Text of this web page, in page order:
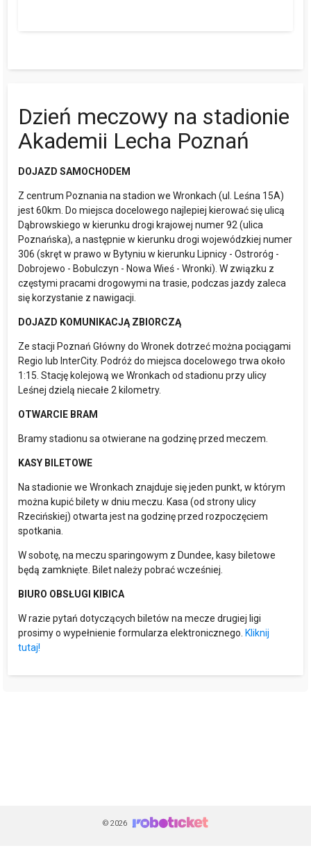
Dzień meczowy na stadionie
Akademii Lecha Poznań
DOJAZD SAMOCHODEM
Z centrum Poznania na stadion we Wronkach (ul. Leśna 15A)
jest 60km. Do miejsca docelowego najlepiej kierować się ulicą
Dąbrowskiego w kierunku drogi krajowej numer 92 (ulica
Poznańska), a następnie w kierunku drogi wojewódzkiej numer
306 (skręt w prawo w Bytyniu w kierunku Lipnicy - Ostroróg -
Dobrojewo - Bobulczyn - Nowa Wieś - Wronki). W związku z
częstymi pracami drogowymi na trasie, podczas jazdy zaleca
się korzystanie z nawigacji.
DOJAZD KOMUNIKACJĄ ZBIORCZĄ
Ze stacji Poznań Główny do Wronek dotrzeć można pociągami
Regio lub InterCity. Podróż do miejsca docelowego trwa około
1:15. Stację kolejową we Wronkach od stadionu przy ulicy
Leśnej dzielą niecałe 2 kilometry.
OTWARCIE BRAM
Bramy stadionu sa otwierane na godzinę przed meczem.
KASY BILETOWE
Na stadionie we Wronkach znajduje się jeden punkt, w którym
można kupić bilety w dniu meczu. Kasa (od strony ulicy
Rzecińskiej) otwarta jest na godzinę przed rozpoczęciem
spotkania.
W sobotę, na meczu sparingowym z Dundee, kasy biletowe
będą zamknięte. Bilet należy pobrać wcześniej.
BIURO OBSŁUGI KIBICA
W razie pytań dotyczących biletów na mecze drugiej ligi
prosimy o wypełnienie formularza elektronicznego. Kliknij
tutaj!
© 2026